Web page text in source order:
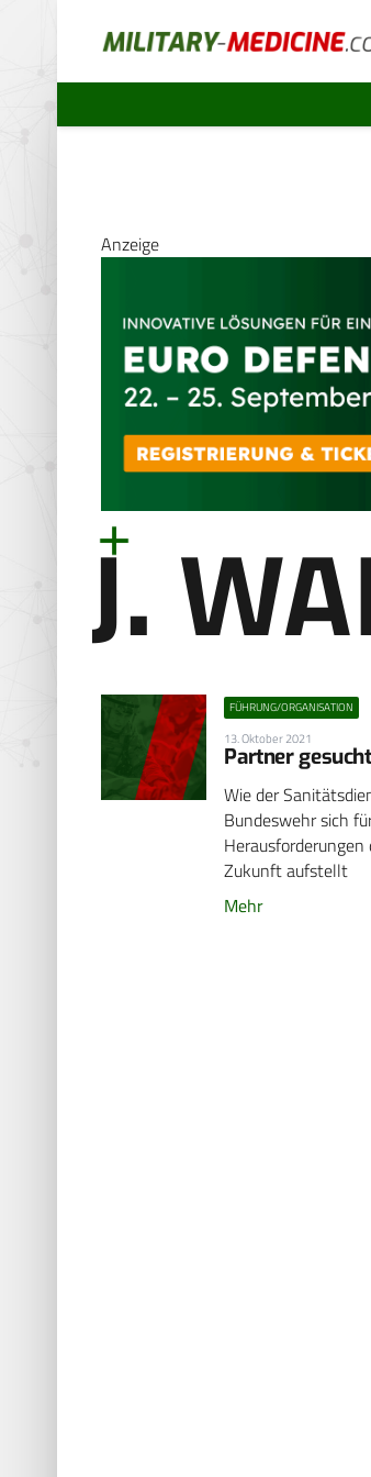
Anzeige
J.
FÜHRUNG/ORGANISATION
13. Oktober 2021
Partner gesucht
Wie der
Bundeswehr sich
Zukunft aufstellt
Mehr